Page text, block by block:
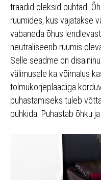
traadid oleksid puhtad.
ruumides, kus vajatakse
vabaneda õhus
neutraliseerib ruumis
Selle seadme on
välimusele ka võimalus
tolmukorjeplaadiga
puhastamiseks tuleb
pühkida. Puhastab õhku